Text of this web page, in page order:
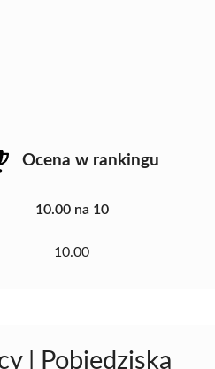
Ocena w rankingu
10.00 na 10
10.00
| Pobiedziska